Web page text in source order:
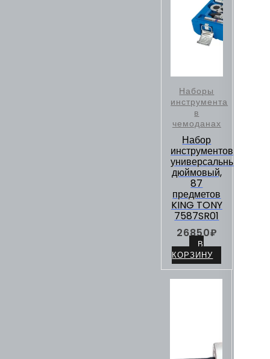
Наборы
инструмента
в
чемоданах
Набор
инструментов
универсальный,
дюймовый,
87
предметов
KING TONY
7587SR01
26850₽
В
КОРЗИНУ